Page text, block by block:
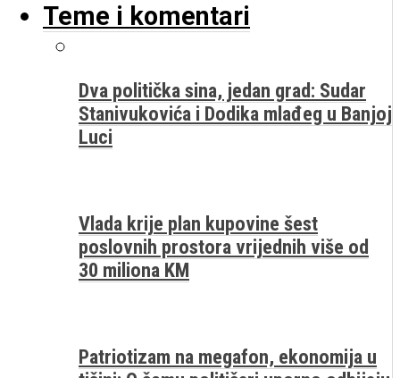
Teme i komentari
Dva politička sina, jedan grad: Sudar
Stanivukovića i Dodika mlađeg u Banjoj
Luci
Vlada krije plan kupovine šest
poslovnih prostora vrijednih više od
30 miliona KM
Patriotizam na megafon, ekonomija u